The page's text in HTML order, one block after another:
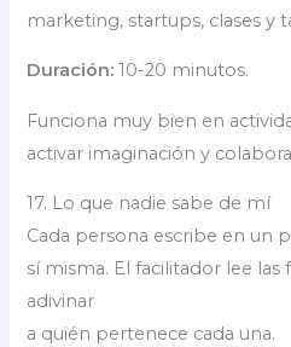
marketing, startups, clases y
Duración: 10-20 minutos.
Funciona muy bien en
activar imaginación y
17. Lo que nadie sabe de mí
Cada persona escribe en un
sí misma. El facilitador lee las
adivinar
a quién pertenece cada una.